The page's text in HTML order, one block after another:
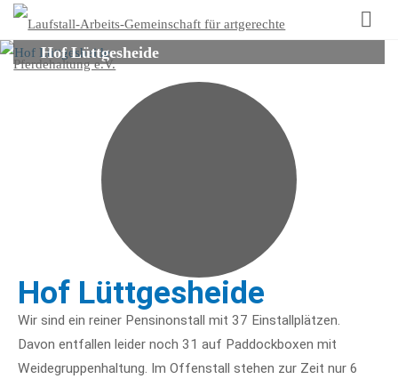
Hof Lüttgesheide
Hof Lüttgesheide
Wir sind ein reiner Pensinonstall mit 37 Einstallplätzen.
Davon entfallen leider noch 31 auf Paddockboxen mit
Weidegruppenhaltung. Im Offenstall stehen zur Zeit nur 6